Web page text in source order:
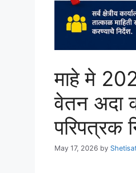
माहे मे
वेतन अदा
परिपत्रक
May 17, 2026 by